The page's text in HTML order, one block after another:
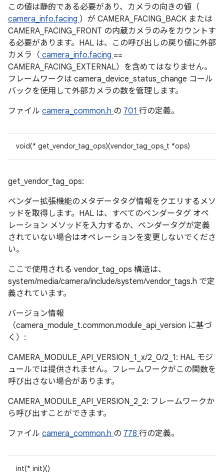
この値は静的である必要があり、カメラの向きの値（
camera_info.facing ）が CAMERA_FACING_BACK または
CAMERA_FACING_FRONT の内蔵カメラのみをカウントす
る必要があります。HAL は、この呼び出しの戻り値に外部
カメラ（ camera_info.facing ==
CAMERA_FACING_EXTERNAL）を含めてはなりません。
フレームワークは camera_device_status_change コール
バックを使用して外部カメラの数を管理します。
ファイル camera_common.h の 701 行の定義。
void(* get_vendor_tag_ops)(vendor_tag_ops_t *ops)
get_vendor_tag_ops:
ベンダー拡張機能のメタデータタグ情報をクエリするメソ
ッドを取得します。HAL は、すべてのベンダータグ オペ
レーション メソッドを入力するか、ベンダータグが定義
されていない場合はオペレーションを変更しないでくださ
い。
ここで使用される vendor_tag_ops 構造は、
system/media/camera/include/system/vendor_tags.h で定
義されています。
バージョン情報
（camera_module_t.common.module_api_version に基づ
く）:
CAMERA_MODULE_API_VERSION_1_x/2_0/2_1: HAL モジ
ュールでは提供されません。フレームワークがこの関数を
呼び出さない場合があります。
CAMERA_MODULE_API_VERSION_2_2: フレームワークか
ら呼び出すことができます。
ファイル camera_common.h の 778 行の定義。
int(* init)()